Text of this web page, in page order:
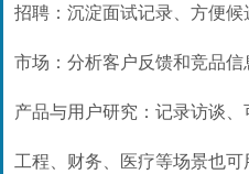
招聘：沉淀面试记录、方便候
市场：分析客户反馈和竞品信
产品与用户研究：记录访谈、
工程、财务、医疗等场景也可